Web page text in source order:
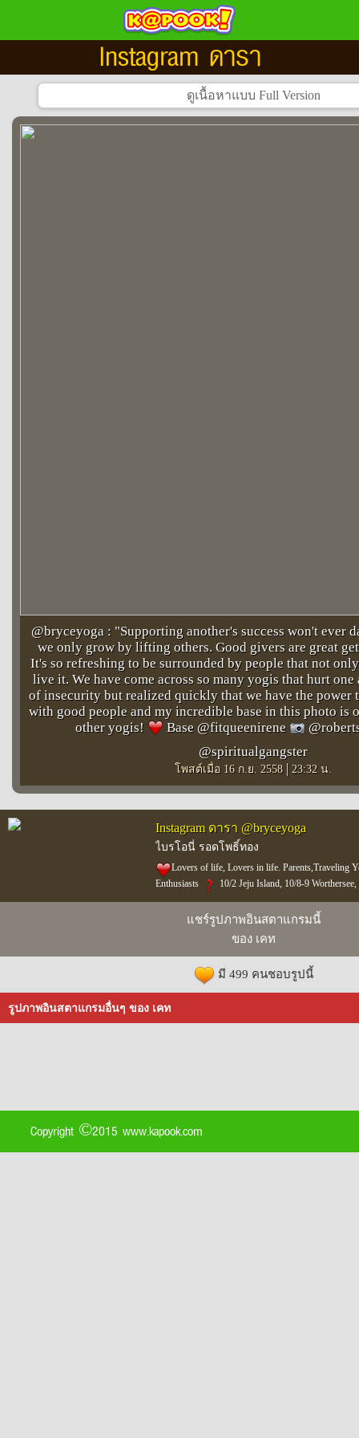
Instagram ดารา
@bryceyoga : "Supporting another's success won't ever
we only grow by lifting others. Good givers are great
It's so refreshing to be surrounded by people that not
live it. We have come across so many yogis that hurt
of insecurity but realized quickly that we have the power
with good people and my incredible base in this photo is
other yogis!
️ Base @fitqueenirene
@spiritualgangster
โพสต์เมื่อ 16 ก.ย. 2558 | 23:32 น.
Instagram ดารา @bryceyoga
ไบรโอนี่ รอดโพธิ์ทอง
️Lovers of life, Lovers in life. Parents,Traveling
Enthusiasts
10/2 Jeju Island, 10/8-9
แชร์รูปภาพอินสตาแกรมนี้
ของ เคท
มี 499 คนชอบรูปนี้
รูปภาพอินสตาแกรมอื่นๆ ของ เคท
Copyright ©2015 www.kapook.com